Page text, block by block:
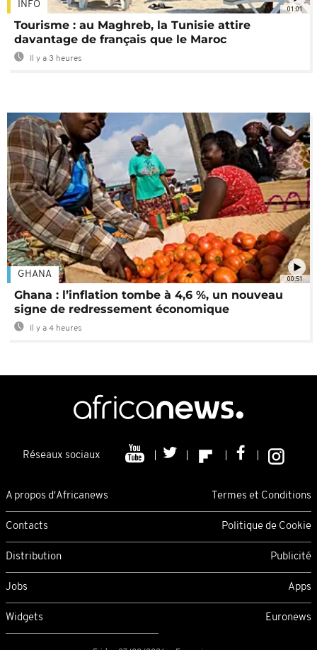
01:01
INFO
Tourisme : au Maghreb, la Tunisie attire
davantage de français que le Maroc
Il y a 3 heures
00:51
GHANA
Ghana : l’inflation tombe à 4,6 %, un nouveau
signe de redressement économique
Il y a 4 heures
Réseaux sociaux
A propos d'Africanews Termes et Conditions
Contacts Politique de Cookie
Distribution Publicité
Jobs Apps
Widgets Euronews